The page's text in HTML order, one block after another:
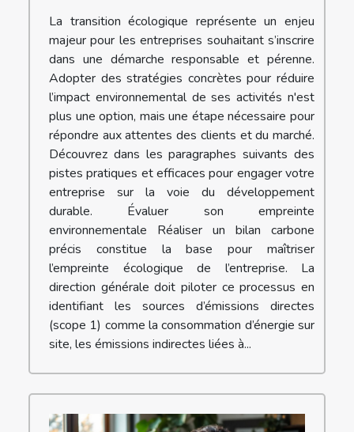
La transition écologique représente un enjeu
majeur pour les entreprises souhaitant s’inscrire
dans une démarche responsable et pérenne.
Adopter des stratégies concrètes pour réduire
l’impact environnemental de ses activités n'est
plus une option, mais une étape nécessaire pour
répondre aux attentes des clients et du marché.
Découvrez dans les paragraphes suivants des
pistes pratiques et efficaces pour engager votre
entreprise sur la voie du développement
durable. Évaluer son empreinte
environnementale Réaliser un bilan carbone
précis constitue la base pour maîtriser
l’empreinte écologique de l’entreprise. La
direction générale doit piloter ce processus en
identifiant les sources d’émissions directes
(scope 1) comme la consommation d’énergie sur
site, les émissions indirectes liées à...